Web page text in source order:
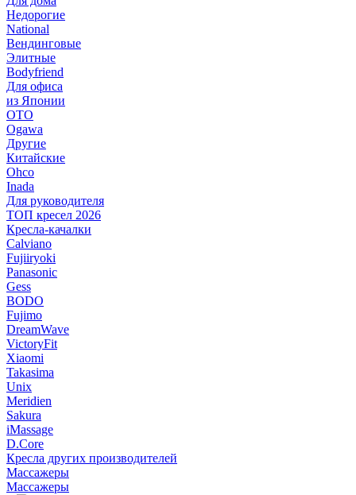
Недорогие
National
Вендинговые
Элитные
Bodyfriend
Для офиса
из Японии
OTO
Ogawa
Другие
Китайские
Ohco
Inada
Для руководителя
ТОП кресел 2026
Кресла-качалки
Calviano
Fujiiryoki
Panasonic
Gess
BODO
Fujimo
DreamWave
VictoryFit
Xiaomi
Takasima
Unix
Meridien
Sakura
iMassage
D.Core
Кресла других производителей
Массажеры
Массажеры